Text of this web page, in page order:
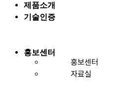
제품소개
기술인증
홍보센터
홍보센터
자료실